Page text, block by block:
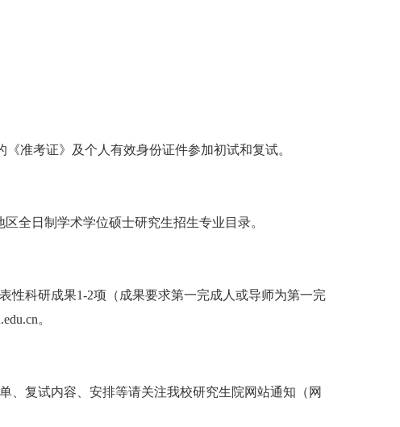
准考证》及个人有效身份证件参加初试和复试。
区全日制学术学位硕士研究生招生专业目 录。
性科研成果1-2项（成果要求第一完成人或导师为第一完
。
、复试内容、安排等请关注我校研究生院网站通知（网